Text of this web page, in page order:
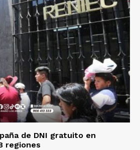
de DNI gratuito en
regiones